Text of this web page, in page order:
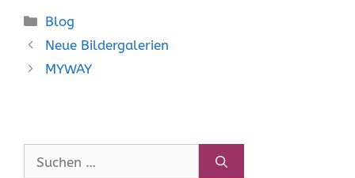
Kategorien
Blog
Neue Bildergalerien
MYWAY